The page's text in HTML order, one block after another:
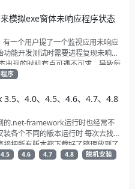
模拟exe窗体未响应程序状态
一个用户提了一个监视应用未响应
能开发测试时需要进程复现未响应
出现的时机有点可遇不可求，导致每
己花了点时间写了个启动就直接未
序
3.5、4.0、4.5、4.6、4.7、4.8
的.net-framework运行时也经常不
各个不同的版本运行时 每次去找安
把所有版本都下载好了整理放到了
自.net 3.5以来3.5、4.0、4.5、
线安装包
4.5 4.6 4.7 4.8
脱机安装